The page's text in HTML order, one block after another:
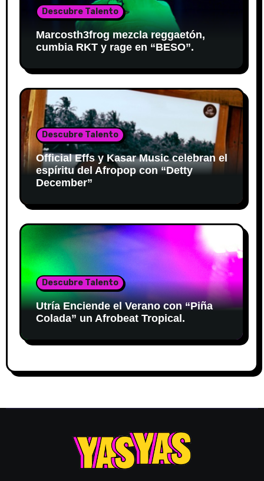
Descubre Talento
Marcosth3frog mezcla reggaetón,
cumbia RKT y rage en “BESO”.
Descubre Talento
Official Effs y Kasar Music celebran el
espíritu del Afropop con “Detty
December”
Descubre Talento
Utría Enciende el Verano con “Piña
Colada” un Afrobeat Tropical.